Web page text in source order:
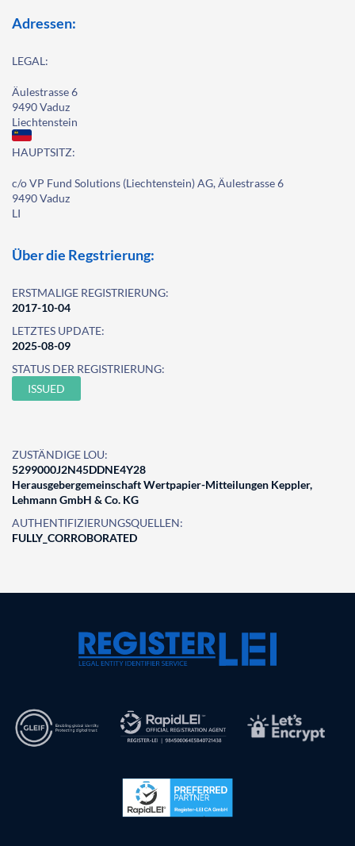
Adressen:
LEGAL:
Äulestrasse 6
9490 Vaduz
Liechtenstein
HAUPTSITZ:
c/o VP Fund Solutions (Liechtenstein) AG, Äulestrasse 6
9490 Vaduz
LI
Über die Regstrierung:
ERSTMALIGE REGISTRIERUNG:
2017-10-04
LETZTES UPDATE:
2025-08-09
STATUS DER REGISTRIERUNG:
ISSUED
ZUSTÄNDIGE LOU:
5299000J2N45DDNE4Y28
Herausgebergemeinschaft Wertpapier-Mitteilungen Keppler,
Lehmann GmbH & Co. KG
AUTHENTIFIZIERUNGSQUELLEN:
FULLY_CORROBORATED